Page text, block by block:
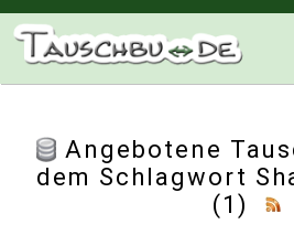
Angebotene
dem Schlagwort
(1)